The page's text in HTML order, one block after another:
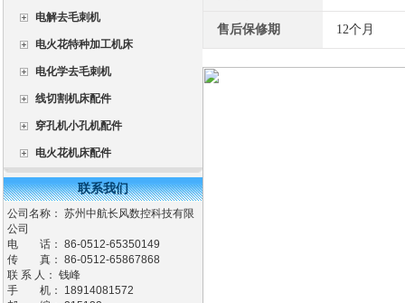
电解去毛刺机
电火花特种加工机床
电化学去毛刺机
线切割机床配件
穿孔机小孔机配件
电火花机床配件
联系我们
公司名称： 苏州中航长风数控科技有限
公司
电 话： 86-0512-65350149
传 真： 86-0512-65867868
联 系 人： 钱峰
手 机： 18914081572
售后保修期 12个月